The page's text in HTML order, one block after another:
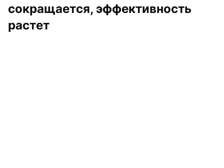
сокращается, эффективность
растет